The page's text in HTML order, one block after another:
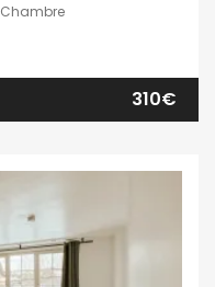
Chambre
310€